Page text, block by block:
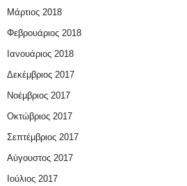
Μάρτιος 2018
Φεβρουάριος 2018
Ιανουάριος 2018
Δεκέμβριος 2017
Νοέμβριος 2017
Οκτώβριος 2017
Σεπτέμβριος 2017
Αύγουστος 2017
Ιούλιος 2017